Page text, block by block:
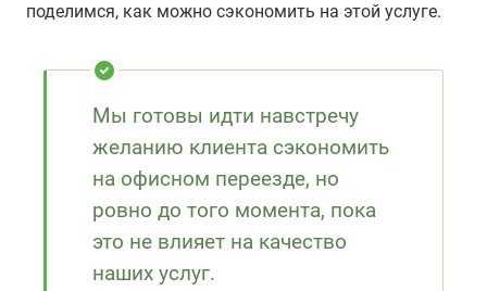
поделимся, как можно сэкономить на этой услуге.
Мы готовы идти навстречу
желанию клиента сэкономить
на офисном переезде, но
ровно до того момента, пока
это не влияет на качество
наших услуг.